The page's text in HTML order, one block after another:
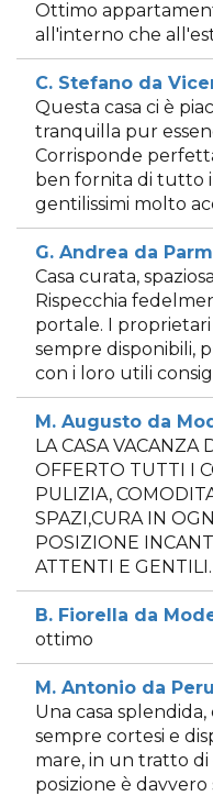
Ottimo
all'interno che
C. Stefano da
Questa casa ci è
tranquilla pur
Corrisponde
ben fornita di tutto
gentilissimi molto
G. Andrea da
Casa curata,
Rispecchia
portale. I
sempre disponibili,
con i loro utili
M. Augusto da
LA CASA VACANZA
OFFERTO TUTTI I
PULIZIA,
SPAZI,CURA IN
POSIZIONE
ATTENTI E GENTILI.
B. Fiorella da
ottimo
M. Antonio da
Una casa
sempre cortesi e
mare, in un tratto di
posizione è